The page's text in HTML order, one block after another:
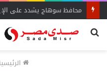
محافظ سوهاج يشدد على
بحث